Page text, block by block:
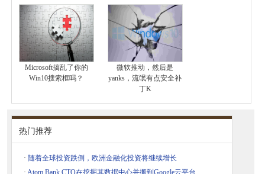
Microsoft搞乱了你的
Win10搜索框吗？
微软推动，然后是
yanks，流氓有点安全补
丁K
热门推荐
· 随着全球投资跌倒，欧洲金融化投资将继续增长
· Atom Bank CTO在挖掘其数据中心并搬到Google云平台